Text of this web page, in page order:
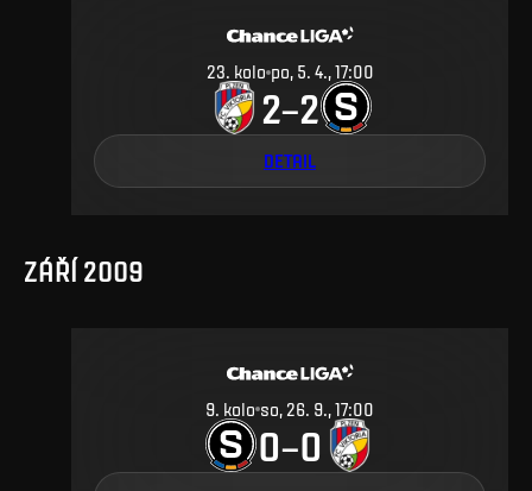
23. kolo po, 5. 4., 17:00
2–2
DETAIL
ZÁŘÍ 2009
9. kolo so, 26. 9., 17:00
0–0